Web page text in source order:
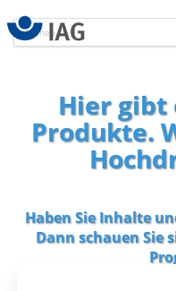
Hier gibt
Produkte.
Haben Sie Inhalte
Dann schauen Sie